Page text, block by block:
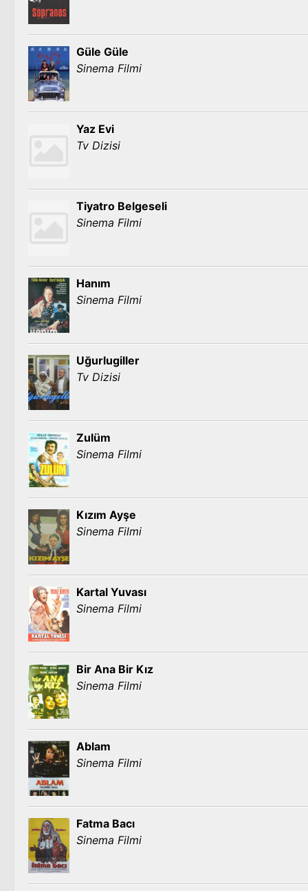
Güle Güle
Sinema Filmi
Yaz Evi
Tv Dizisi
Tiyatro Belgeseli
Sinema Filmi
Hanım
Sinema Filmi
Uğurlugiller
Tv Dizisi
Zulüm
Sinema Filmi
Kızım Ayşe
Sinema Filmi
Kartal Yuvası
Sinema Filmi
Bir Ana Bir Kız
Sinema Filmi
Ablam
Sinema Filmi
Fatma Bacı
Sinema Filmi